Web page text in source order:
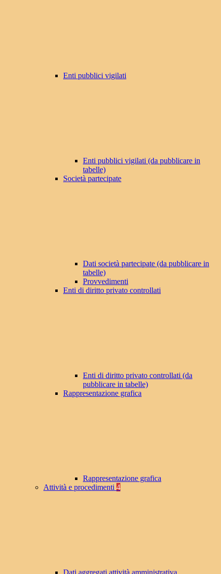
Enti pubblici vigilati
Enti pubblici vigilati (da pubblicare in
tabelle)
Società partecipate
Dati società partecipate (da pubblicare in
tabelle)
Provvedimenti
Enti di diritto privato controllati
Enti di diritto privato controllati (da
pubblicare in tabelle)
Rappresentazione grafica
Rappresentazione grafica
Attività e procedimenti 4